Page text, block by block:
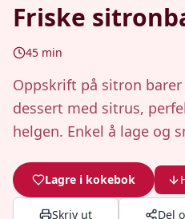
Friske
45 min
Oppskrift på sitron
dessert med sitrus,
helgen. Enkel å lage og
Lagre i kokebok
Skriv ut Del